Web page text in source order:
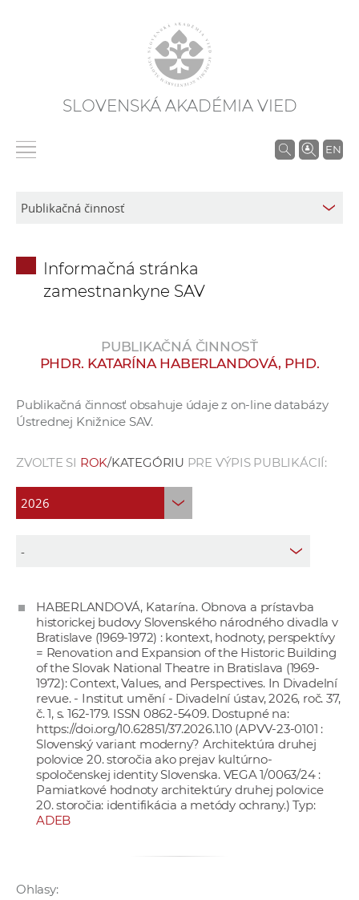
SLOVENSKÁ AKADÉMIA VIED
EN
V
e
p
c
í
a
c
h
a
p
a
c
o
v
n
Informačná stránka
zamestnankyne SAV
PUBLIKAČNÁ ČINNOSŤ
PHDR. KATARÍNA HABERLANDOVÁ, PHD.
Publikačná činnosť obsahuje údaje z on-line databázy
Ústrednej Knižnice SAV.
ZVOĽTE SI ROK/KATEGÓRIU PRE VÝPIS PUBLIKÁCIÍ:
HABERLANDOVÁ, Katarína. Obnova a prístavba
historickej budovy Slovenského národného divadla v
Bratislave (1969-1972) : kontext, hodnoty, perspektívy
= Renovation and Expansion of the Historic Building
of the Slovak National Theatre in Bratislava (1969-
1972): Context, Values, and Perspectives. In Divadelní
revue. - Institut umění - Divadelní ústav, 2026, roč. 37,
č. 1, s. 162-179. ISSN 0862-5409. Dostupné na:
https://doi.org/10.62851/37.2026.1.10(APVV-23-0101 :
Slovenský variant moderny? Architektúra druhej
polovice 20. storočia ako prejav kultúrno-
spoločenskej identity Slovenska. VEGA 1/0063/24 :
Pamiatkové hodnoty architektúry druhej polovice
20. storočia: identifikácia a metódy ochrany.) Typ:
ADEB
Ohlasy: